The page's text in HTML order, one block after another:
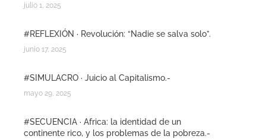
julio 1, 2025
#REFLEXIÓN · Revolución: “Nadie se salva solo”.
junio 17, 2025
#SIMULACRO · Juicio al Capitalismo.-
mayo 29, 2025
#SECUENCIA · Africa: la identidad de un
continente rico, y los problemas de la pobreza.-